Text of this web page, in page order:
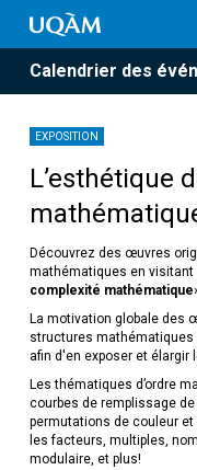
Calendrier des
EXPOSITION
L’esthétique
Découvrez des œuvres
mathématiques en visitant
complexité mathématique
La motivation globale des
structures mathématiques
afin d'en exposer et élargir
Les thématiques d’ordre
courbes de remplissage de
permutations de couleur
les facteurs, multiples,
modulaire, et plus!